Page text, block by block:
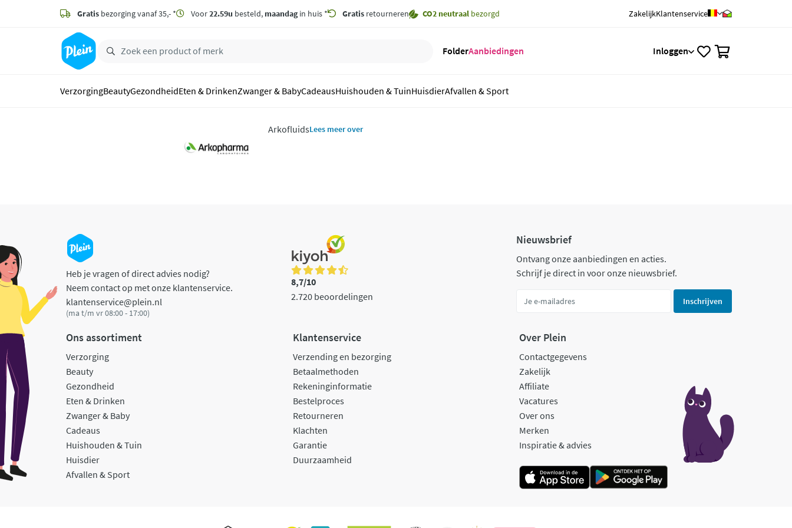
zoeken
hoofdinhoud
Gratis bezorging vanaf 35,- * Voor22.59u besteld, maandagin huis * Gratis retourneren CO2 neutraal bezorgd ZakelijkKlantenservice
FolderAanbiedingen Inloggen
VerzorgingBeautyGezondheidEten & DrinkenZwanger & BabyCadeausHuishouden & TuinHuisdierAfvallen & Sport
ArkofluidsLees meer over
Heb je vragen of direct advies nodig?
Neem contact op met onze klantenservice.
klantenservice@plein.nl
(ma t/m vr 08:00 - 17:00)
8,7/10
2.720 beoordelingen
Nieuwsbrief
Ontvang onze aanbiedingen en acties.
Schrijf je direct in voor onze nieuwsbrief.
Inschrijven
Ons assortiment
Verzorging
Beauty
Gezondheid
Eten & Drinken
Zwanger & Baby
Cadeaus
Huishouden & Tuin
Huisdier
Afvallen & Sport
Klantenservice
Verzending en bezorging
Betaalmethoden
Rekeninginformatie
Bestelproces
Retourneren
Klachten
Garantie
Duurzaamheid
Over Plein
Contactgegevens
Zakelijk
Affiliate
Vacatures
Over ons
Merken
Inspiratie & advies